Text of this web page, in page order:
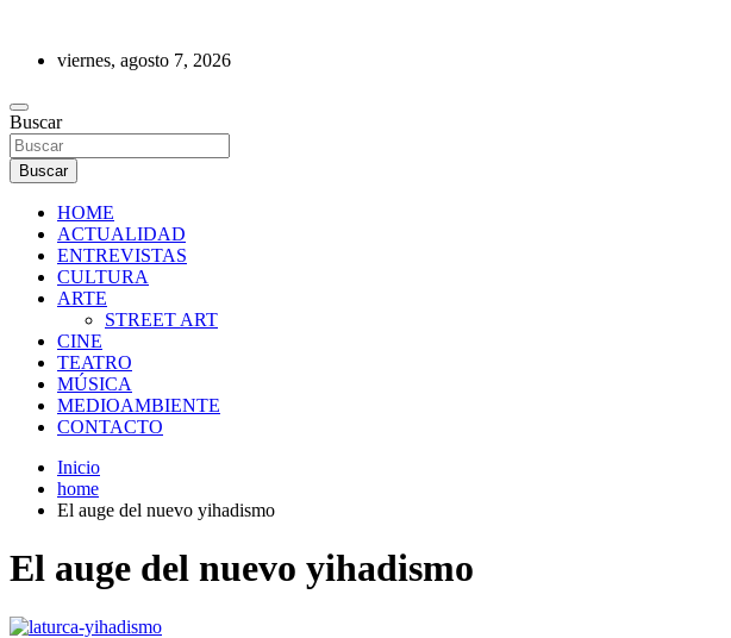
contenidoviernes, agosto 7, 2026
REVISTA DE PRENSA
Buscar
Buscar
HOME
ACTUALIDAD
ENTREVISTAS
CULTURA
ARTE
STREET ART
CINE
TEATRO
MÚSICA
MEDIOAMBIENTE
CONTACTO
Inicio
home
El auge del nuevo yihadismo
El auge del nuevo yihadismo